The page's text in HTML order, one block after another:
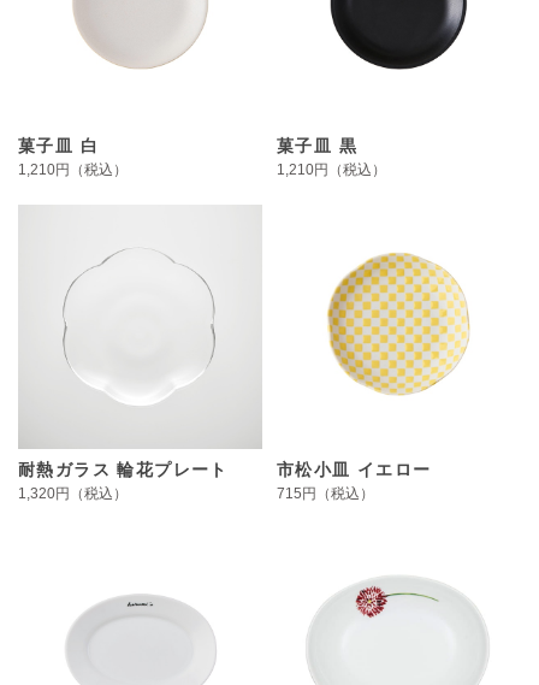
菓子皿 白
1,210円（税込）
菓子皿 黒
1,210円（税込）
耐熱ガラス 輪花プレート
1,320円（税込）
市松小皿 イエロー
715円（税込）